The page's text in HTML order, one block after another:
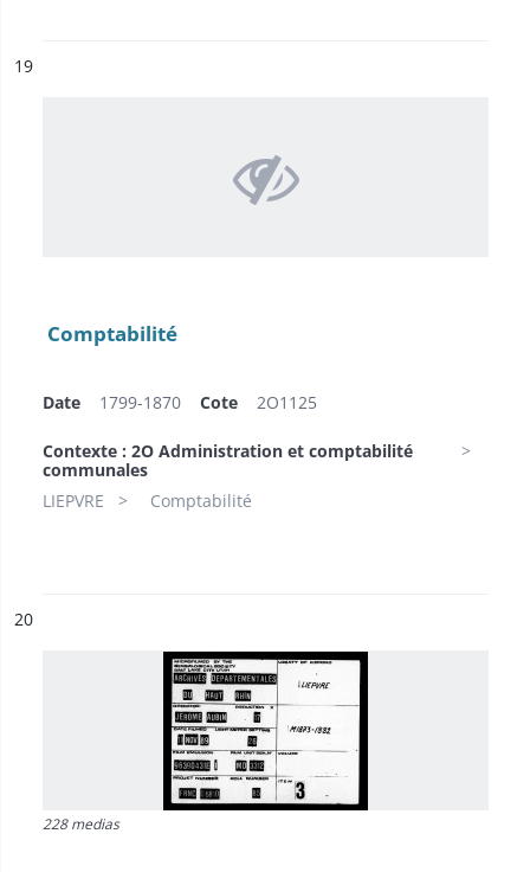
n°
19
Comptabilité
Date 1799-1870 Cote 2O1125
Contexte : 2O Administration et comptabilité
communales
LIEPVRE
Comptabilité
n°
20
228 medias